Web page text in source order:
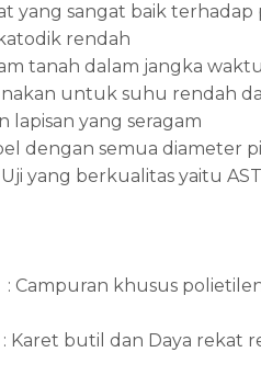
yang sangat baik terhadap
rendah
tanah dalam jangka
untuk suhu rendah
lapisan yang seragam
dengan semua diameter
yang berkualitas yaitu
khusus
butil dan Daya rekat